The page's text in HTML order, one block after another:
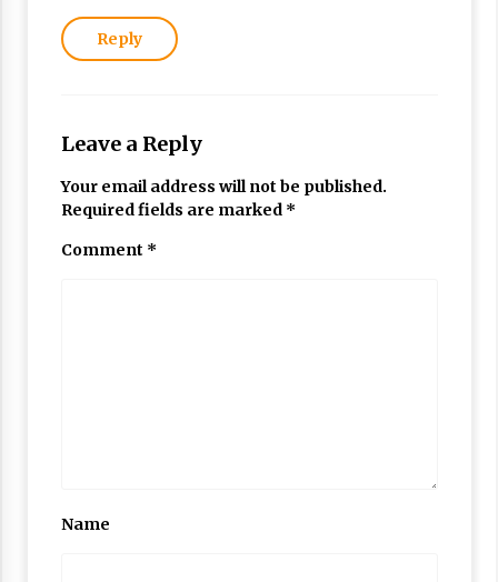
Reply
Leave a Reply
Your email address will not be published.
Required fields are marked *
Comment *
Name